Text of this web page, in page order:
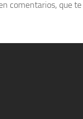
comentarios, que